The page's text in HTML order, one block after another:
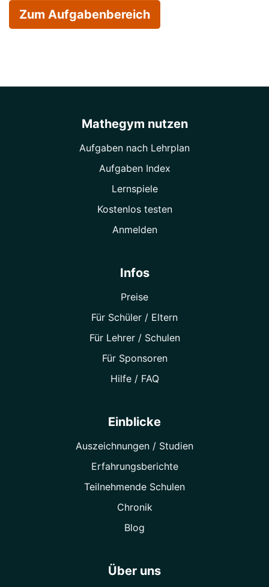
Zum Aufgabenbereich
Mathegym nutzen
Aufgaben nach Lehrplan
Aufgaben Index
Lernspiele
Kostenlos testen
Anmelden
Infos
Preise
Für Schüler / Eltern
Für Lehrer / Schulen
Für Sponsoren
Hilfe / FAQ
Einblicke
Auszeichnungen / Studien
Erfahrungsberichte
Teilnehmende Schulen
Chronik
Blog
Über uns